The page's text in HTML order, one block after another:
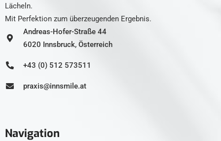
Lächeln.
Mit Perfektion zum überzeugenden Ergebnis.
Andreas-Hofer-Straße 44
6020 Innsbruck, Österreich
+43 (0) 512 573511
praxis@innsmile.at
Navigation